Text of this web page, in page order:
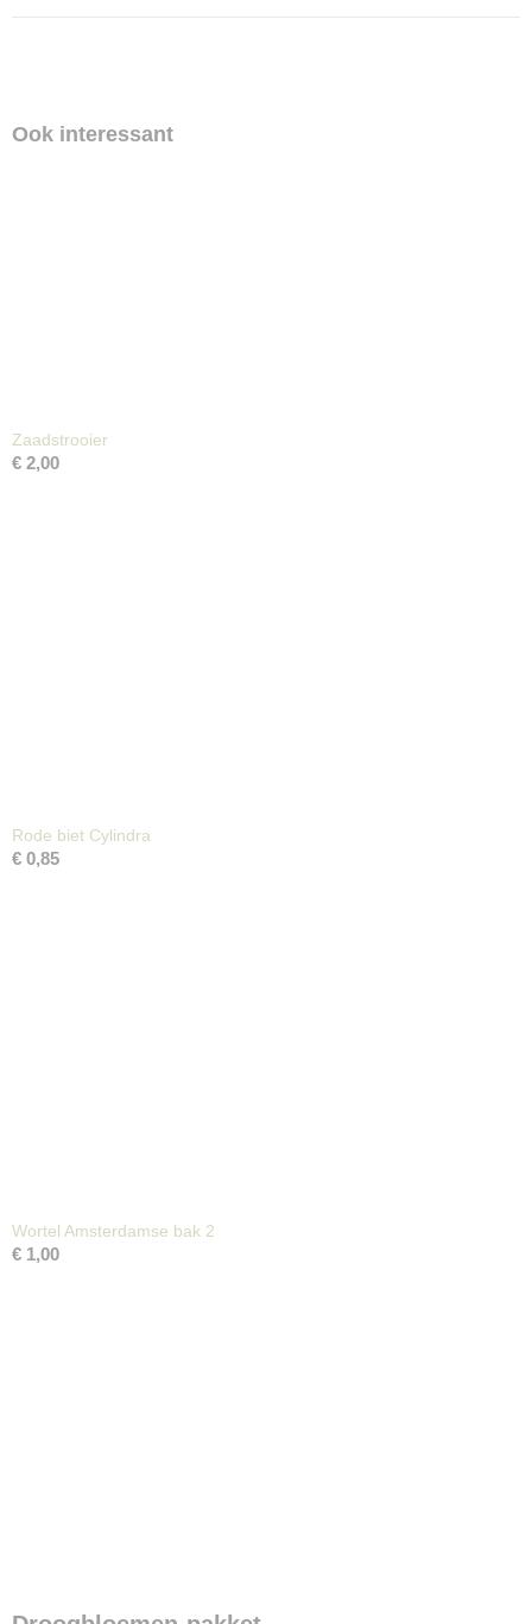
Ook interessant
Zaadstrooier
€ 2,00
Rode biet Cylindra
€ 0,85
Wortel Amsterdamse bak 2
€ 1,00